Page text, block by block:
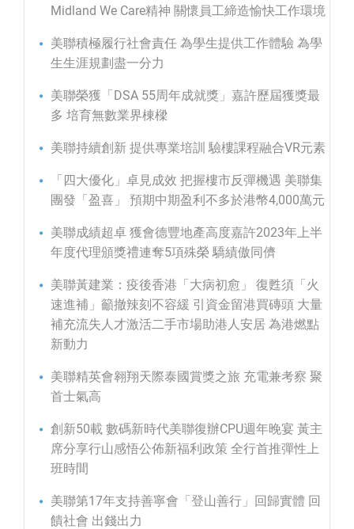
Midland We Care精神 關懷員工締造愉快工作環境
美聯積極履行社會責任 為學生提供工作體驗 為學
生生涯規劃盡一分力
美聯榮獲「DSA 55周年成就獎」嘉許歷屆獲獎最
多 培育無數業界棟樑
美聯持續創新 提供專業培訓 驗樓課程融合VR元素
「四大優化」卓見成效 把握樓市反彈機遇 美聯集
團發「盈喜」 預期中期盈利不多於港幣4,000萬元
美聯成績超卓 獲會德豐地產高度嘉許2023年上半
年度代理頒獎禮連奪5項殊榮 驕績傲同儕
美聯黃建業：疫後香港「大病初愈」 復甦須「火
速進補」籲撤辣刻不容緩 引資金留港買磚頭 大量
補充流失人才激活二手市場助港人安居 為港燃點
新動力
美聯精英會翱翔天際泰國賞獎之旅 充電兼考察 聚
首士氣高
創新50載 數碼新時代美聯復辦CPU週年晚宴 黃主
席分享行山感悟公佈新福利政策 全行首推彈性上
班時間
美聯第17年支持善寧會「登山善行」回歸實體 回
饋社會 出錢出力